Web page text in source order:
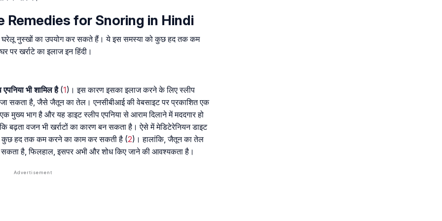
Remedies for Snoring in Hindi
घरेलू नुस्खों का उपयोग कर सकते हैं। ये इस समस्या को कुछ हद तक कम
पर खर्राटे का इलाज इन हिंदी।
भी शामिल है(1)। इस कारण इसका इलाज करने के लिए स्लीप
जा सकता है, जैसे जैतून का तेल। एनसीबीआई की वेबसाइट पर प्रकाशित एक
भाग है और यह डाइट स्लीप एपनिया से आराम दिलाने में मददगार हो
वजन भी खर्राटों का कारण बन सकता है। ऐसे में मेडिटेरेनियन डाइट
कुछ हद तक कम करने का काम कर सकती है (2)। हालांकि, जैतून का तेल
सकता है, फिलहाल, इसपर अभी और शोध किए जाने की आवश्यकता है।